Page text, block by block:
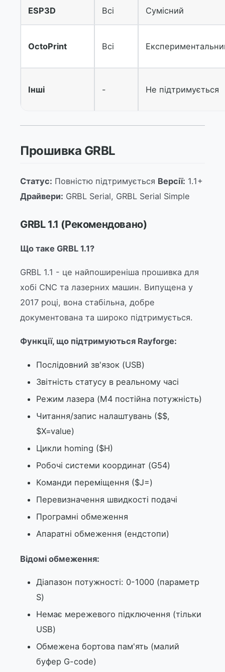
ESP3D Всі Сумісний
OctoPrint Всі
Інші - Не підтримується
Прошивка GRBL
Статус: Повністю підтримується Версії: 1.1+
Драйвери: GRBL Serial, GRBL Serial Simple
GRBL 1.1 (Рекомендовано)
Що таке GRBL 1.1?
GRBL 1.1 - це найпоширеніша прошивка для
хобі CNC та лазерних машин. Випущена у
2017 році, вона стабільна, добре
документована та широко підтримується.
Функції, що підтримуються Rayforge:
Послідовний зв'язок (USB)
Звітність статусу в реальному часі
Режим лазера (M4 постійна потужність)
Читання/запис налаштувань ($$,
$X=value)
Цикли homing ($H)
Робочі системи координат (G54)
Команди переміщення ($J=)
Перевизначення швидкості подачі
Програмні обмеження
Апаратні обмеження (ендстопи)
Відомі обмеження:
Діапазон потужності: 0-1000 (параметр
S)
Немає мережевого підключення (тільки
USB)
Обмежена бортова пам'ять (малий
буфер G-code)